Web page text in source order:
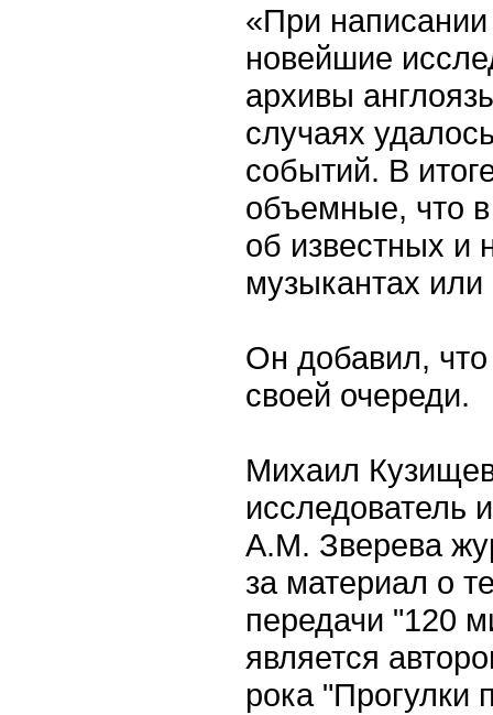
«При написании
новейшие
архивы
случаях
событий. В
объемные, что
об известных и
музыкантах
Он добавил,
своей очереди.
Михаил
исследователь
А.М. Зверева
за материал о
передачи "120
является
рока "Прогулки